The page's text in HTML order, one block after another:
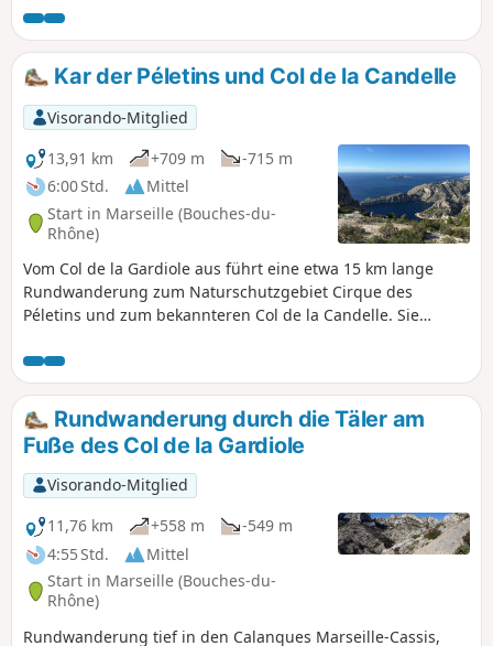
botanische Vielfalt: Kiefern, Kermeseichen, Sumach,
Kräuter, Zedern ... Strecke mit Anstiegen und Abstiegen,
einige Passagen erfordern Trittsicherheit (Treppen zum Cap
Gros). Sie befinden sich im Nationalpark Calanques, der
besonderen Vorschriften unterliegt. Bei Nichtbeachtung
dieser Vorschriften droht Ihnen eine Geldstrafe von bis zu
1500 €.
Kar der Péletins und Col de la Candelle
Visorando-Mitglied
13,91 km
+709 m
-715 m
6:00 Std.
Mittel
Start in Marseille (Bouches-du-
Rhône)
Vom Col de la Gardiole aus führt eine etwa 15 km lange
Rundwanderung zum Naturschutzgebiet Cirque des
Péletins und zum bekannteren Col de la Candelle. Sie
Vorschriften unterliegt. Bei Nichtbeachtung dieser
Vorschriften droht Ihnen eine Geldstrafe von bis zu 1500 €.
Rundwanderung durch die Täler am
Fuße des Col de la Gardiole
Visorando-Mitglied
11,76 km
+558 m
-549 m
4:55 Std.
Mittel
Start in Marseille (Bouches-du-
Rhône)
Rundwanderung tief in den Calanques Marseille-Cassis,